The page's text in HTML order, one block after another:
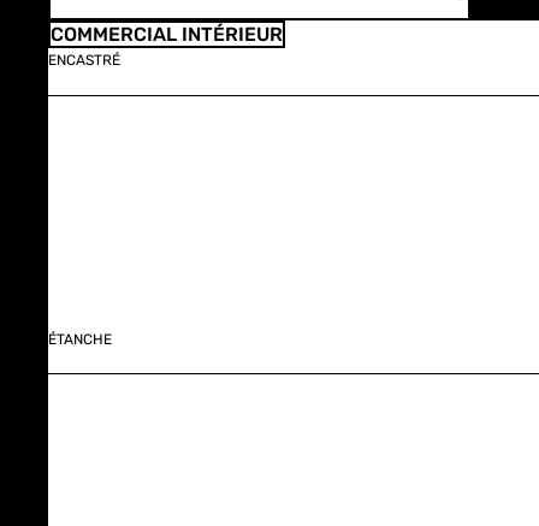
COMMERCIAL INTÉRIEUR
ENCASTRÉ
ÉTANCHE